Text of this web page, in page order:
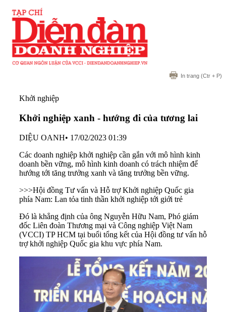
In trang (Ctr + P)
Khởi nghiệp
Khởi nghiệp xanh - hướng đi của tương lai
DIỆU OANH• 17/02/2023 01:39
Các doanh nghiệp khởi nghiệp cần gắn với mô hình kinh
doanh bền vững, mô hình kinh doanh có trách nhiệm để
hướng tới tăng trưởng xanh và tăng trưởng bền vững.
>>>Hội đồng Tư vấn và Hỗ trợ Khởi nghiệp Quốc gia
phía Nam: Lan tỏa tinh thần khởi nghiệp tới giới trẻ
Đó là khẳng định của ông Nguyễn Hữu Nam, Phó giám
đốc Liên đoàn Thương mại và Công nghiệp Việt Nam
(VCCI) TP HCM tại buổi tổng kết của Hội đồng tư vấn hỗ
trợ khởi nghiệp Quốc gia khu vực phía Nam.